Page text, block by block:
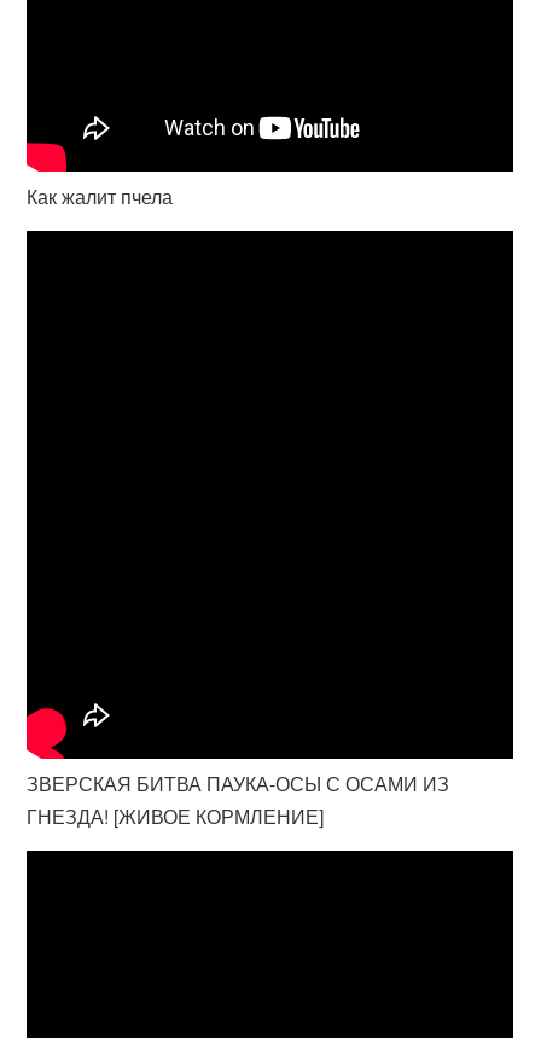
Как жалит пчела
ЗВЕРСКАЯ БИТВА ПАУКА-ОСЫ С ОСАМИ ИЗ
ГНЕЗДА! [ЖИВОЕ КОРМЛЕНИЕ]